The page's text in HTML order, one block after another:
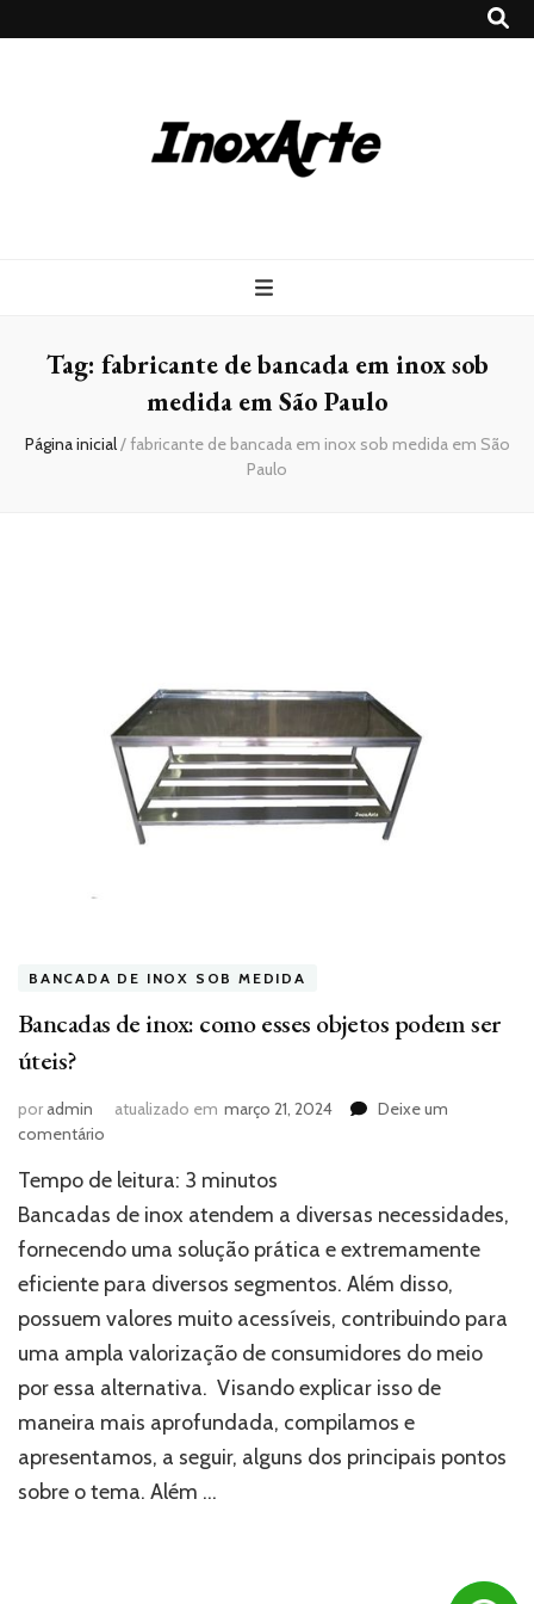
Tag: fabricante de bancada em inox sob
medida em São Paulo
Página inicial/fabricante de bancada em inox sob medida em São
Paulo
BANCADA DE INOX SOB MEDIDA
Bancadas de inox: como esses objetos podem ser
úteis?
poradmin atualizado em março 21, 2024
Deixe um
comentário
de
inox:
esses
objetos
podem
ser
úteis?
Tempo de leitura: 3 minutos
Bancadas de inox atendem a diversas necessidades,
fornecendo uma solução prática e extremamente
eficiente para diversos segmentos. Além disso,
possuem valores muito acessíveis, contribuindo para
uma ampla valorização de consumidores do meio
por essa alternativa. Visando explicar isso de
maneira mais aprofundada, compilamos e
apresentamos, a seguir, alguns dos principais pontos
sobre o tema. Além …